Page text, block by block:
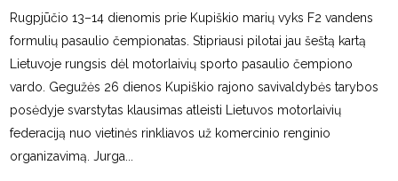
Rugpjūčio 13–14 dienomis prie Kupiškio marių vyks F2 vandens
formulių pasaulio čempionatas. Stipriausi pilotai jau šeštą kartą
Lietuvoje rungsis dėl motorlaivių sporto pasaulio čempiono
vardo. Gegužės 26 dienos Kupiškio rajono savivaldybės tarybos
posėdyje svarstytas klausimas atleisti Lietuvos motorlaivių
federaciją nuo vietinės rinkliavos už komercinio renginio
organizavimą. Jurga